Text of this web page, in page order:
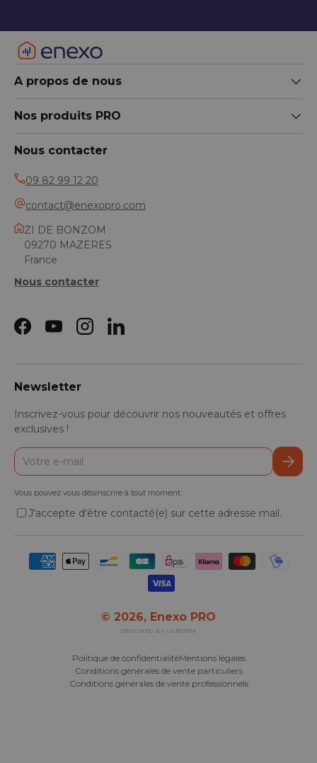
A propos de nous
Nos produits PRO
Nous contacter
09 82 99 12 20
contact@enexopro.com
ZI DE BONZOM
09270 MAZERES
France
Nous contacter
Facebook
YouTubeInstagramLinkedIn
Newsletter
Inscrivez-vous pour découvrir nos nouveautés et offres
exclusives !
E-mail
Vous pouvez vous désinscrire à tout moment.
J'accepte d'être contacté(e) sur cette adresse mail.
Moyens de paiement acceptés
© 2026, Enexo PRO
DESIGNED BY LOBSTTER
Politique de confidentialitéMentions légales
Conditions générales de vente particuliers
Conditions générales de vente professionnels